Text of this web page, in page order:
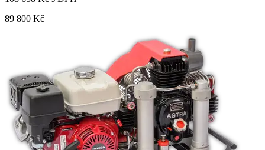
89 800 Kč